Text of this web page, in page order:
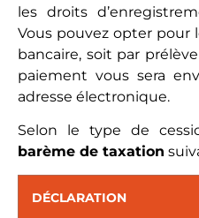
les droits
Vous pouvez opter pour
bancaire, soit par
paiement vous sera
adresse électronique.
Selon le type de
barème de taxation
DÉCLARATION